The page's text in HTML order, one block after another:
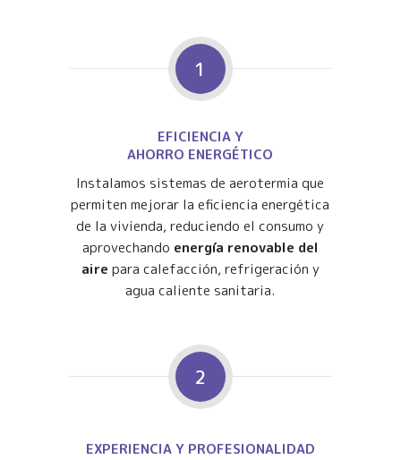
1
EFICIENCIA Y
AHORRO ENERGÉTICO
Instalamos sistemas de aerotermia que
permiten mejorar la eficiencia energética
de la vivienda, reduciendo el consumo y
aprovechando energía renovable del
aire para calefacción, refrigeración y
agua caliente sanitaria.
2
EXPERIENCIA Y PROFESIONALIDAD